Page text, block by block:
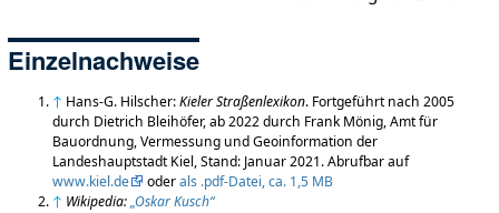
Einzelnachweise
↑ Hans-G. Hilscher:Kieler Straßenlexikon. Fortgeführt nach 2005
durch Dietrich Bleihöfer, ab 2022 durch Frank Mönig, Amt für
Bauordnung, Vermessung und Geoinformation der
Landeshauptstadt Kiel, Stand: Januar 2021. Abrufbar auf
www.kiel.de
oderals .pdf-Datei, ca. 1,5 MB
↑ Wikipedia:„Oskar Kusch“